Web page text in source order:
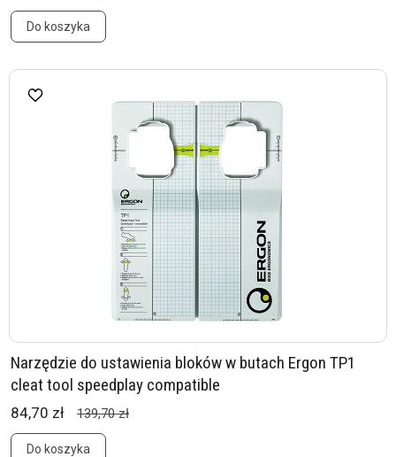
Do koszyka
Narzędzie do ustawienia bloków w butach Ergon TP1
cleat tool speedplay compatible
84,70 zł 139,70 zł
Do koszyka